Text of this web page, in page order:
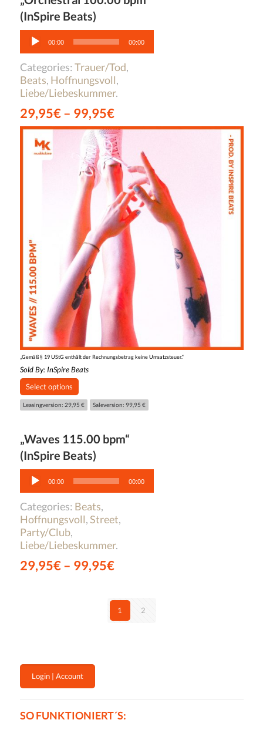
(InSpire Beats)
Audio-
Player
00:00 00:00
Categories:Trauer/Tod,
Beats, Hoffnungsvoll,
Liebe/Liebeskummer.
29,95€– 99,95€
„Gemäß § 19 UStG enthält der Rechnungsbetrag keine Umsatzsteuer.“
Sold By: InSpire Beats
Select options
Leasingversion: 29,95 € Saleversion: 99,95 €
„Waves 115.00 bpm“
(InSpire Beats)
Audio-
Player
00:00 00:00
Categories: Beats,
Hoffnungsvoll,Street,
Party/Club,
Liebe/Liebeskummer.
29,95€– 99,95€
1 2
Login | Account
SO FUNKTIONIERT´S: